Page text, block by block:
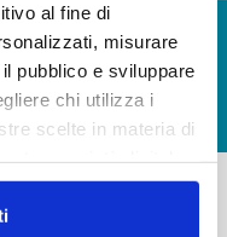
al fine di
misurare
pubblico e sviluppare
chi utilizza i
scelte in materia di
È possibile
in qualsiasi
IL SERVIZIO
LAVORA CON NOI